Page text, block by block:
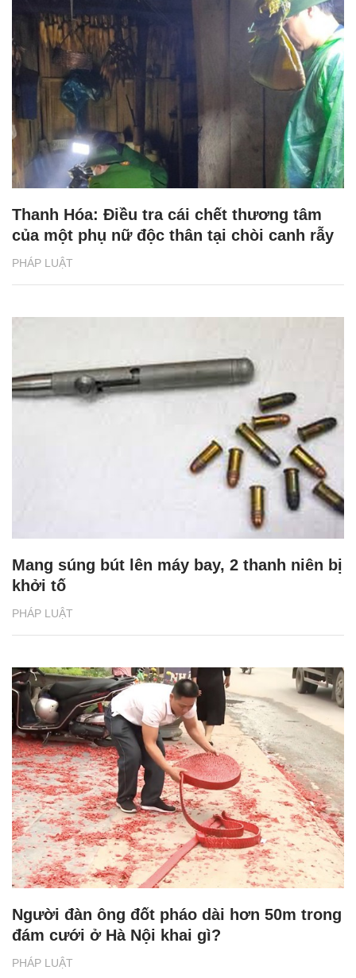
PHÁP LUẬT
Thanh Hóa: Điều tra cái chết thương tâm
của một phụ nữ độc thân tại chòi canh rẫy
PHÁP LUẬT
Mang súng bút lên máy bay, 2 thanh niên bị
khởi tố
PHÁP LUẬT
Người đàn ông đốt pháo dài hơn 50m trong
đám cưới ở Hà Nội khai gì?